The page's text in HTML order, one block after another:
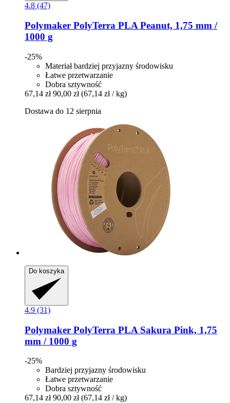
4.8 (47)
Polymaker PolyTerra PLA Peanut, 1,75 mm /
1000 g
-25%
Materiał bardziej przyjazny środowisku
Łatwe przetwarzanie
Dobra sztywność
67,14 zł 90,00 zł (67,14 zł / kg)
Dostawa do 12 sierpnia
Do koszyka
4.9 (31)
Polymaker PolyTerra PLA Sakura Pink, 1,75
mm / 1000 g
-25%
Bardziej przyjazny środowisku
Łatwe przetwarzanie
Dobra sztywność
67,14 zł 90,00 zł (67,14 zł / kg)